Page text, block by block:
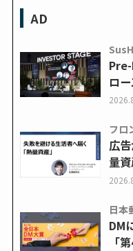
AD
ロ
フロ
広
量
日本
DM
「